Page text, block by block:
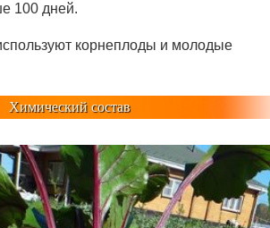
100 дней.
корнеплоды и молодые
Химический состав